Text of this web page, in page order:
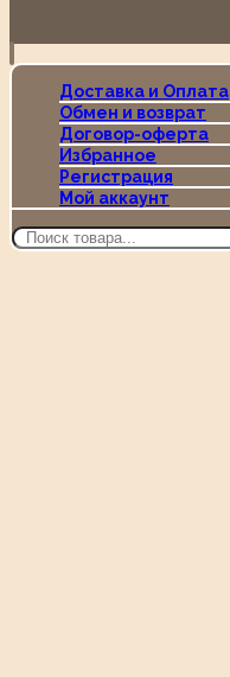
Доставка и Оплата
Обмен и возврат
Договор-оферта
Избранное
Регистрация
Мой аккаунт